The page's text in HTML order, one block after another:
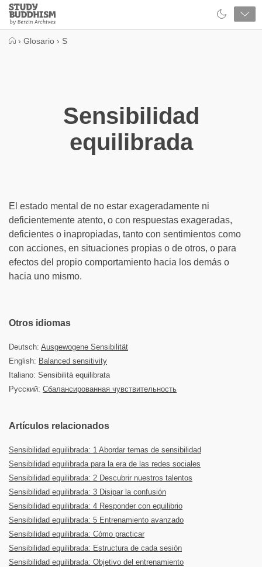
Close
Study
Buddhism
› Glosario › S
Sensibilidad
equilibrada
El estado mental de no estar exageradamente ni
deficientemente atento, o con respuestas exageradas,
deficientes o inapropiadas, tanto con sentimientos como
con acciones, en situaciones propias o de otros, o para
efectos del propio comportamiento hacia los demás o
hacia uno mismo.
Otros idiomas
Deutsch: Ausgewogene Sensibilität
English: Balanced sensitivity
Italiano: Sensibilità equilibrata
Русский: Сбалансированная чувствительность
Artículos relacionados
Sensibilidad equilibrada: 1 Abordar temas de sensibilidad
Sensibilidad equilibrada para la era de las redes sociales
Sensibilidad equilibrada: 2 Descubrir nuestros talentos
Sensibilidad equilibrada: 3 Disipar la confusión
Sensibilidad equilibrada: 4 Responder con equilibrio
Sensibilidad equilibrada: 5 Entrenamiento avanzado
Sensibilidad equilibrada: Cómo practicar
Sensibilidad equilibrada: Estructura de cada sesión
Sensibilidad equilibrada: Objetivo del entrenamiento